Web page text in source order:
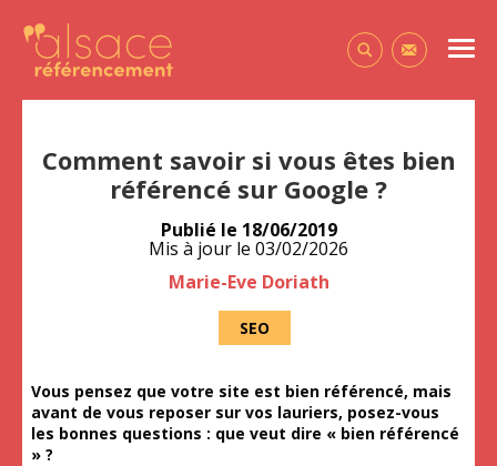
Alsace Référencement Le blog de Première Place
Contactez-
Comment savoir si vous êtes bien
référencé sur Google ?
Publié le 18/06/2019
Mis à jour le 03/02/2026
AuteurMarie-Eve Doriath
SEO
Vous pensez que votre site est bien référencé, mais
avant de vous reposer sur vos lauriers, posez-vous
les bonnes questions : que veut dire « bien référencé
» ?